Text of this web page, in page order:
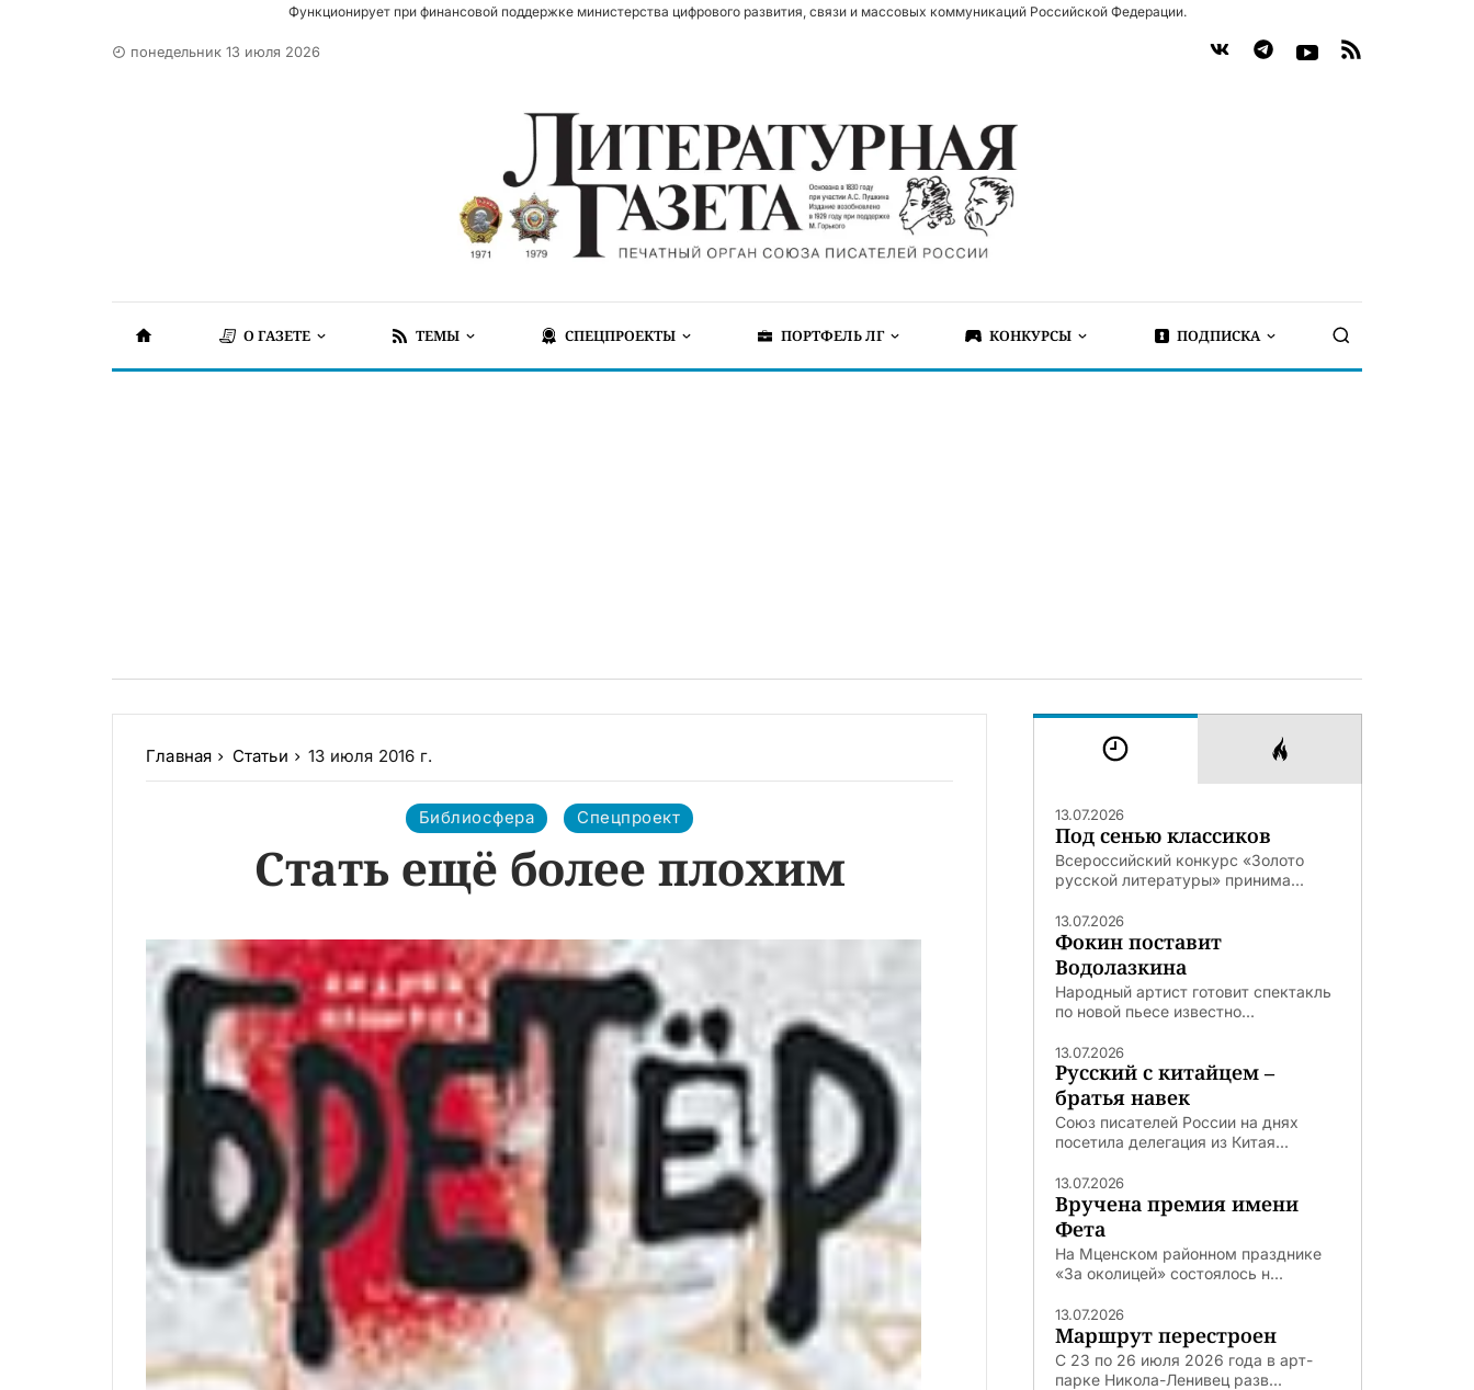
Функционирует при финансовой поддержке министерства цифрового развития, связи и массовых коммуникаций Российской Федерации.
понедельник 13 июля 2026
О ГАЗЕТЕ ТЕМЫ СПЕЦПРОЕКТЫ ПОРТФЕЛЬ ЛГ КОНКУРСЫ ПОДПИСКА
Главная Статьи 13 июля 2016 г.
Библиосфера Спецпроект
Стать ещё более плохим
13.07.2026
Под сенью классиков
Всероссийский конкурс «Золото
русской литературы» принима...
13.07.2026
Фокин поставит
Водолазкина
Народный артист готовит спектакль
по новой пьесе известно...
13.07.2026
Русский с китайцем –
братья навек
Союз писателей России на днях
посетила делегация из Китая...
13.07.2026
Вручена премия имени
Фета
На Мценском районном празднике
«За околицей» состоялось н...
13.07.2026
Маршрут перестроен
С 23 по 26 июля 2026 года в арт-
парке Никола-Ленивец разв...